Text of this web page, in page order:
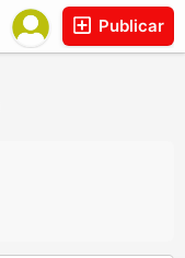
Publicar